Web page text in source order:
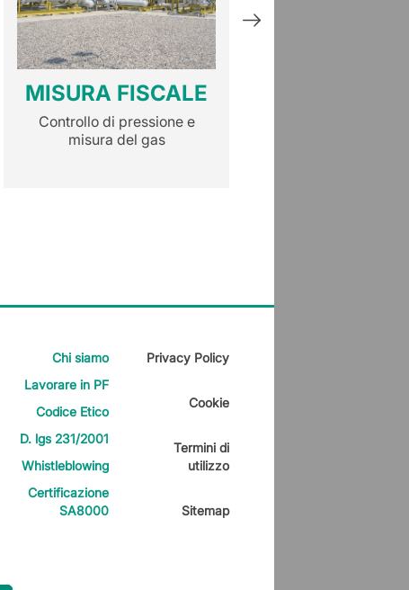
MISURA FISCALE
Controllo di pressione e
misura del gas
Chi siamo
Lavorare in PF
Codice Etico
D. lgs 231/2001
Whistleblowing
Certificazione
SA8000
Privacy Policy
Cookie
Termini di
utilizzo
Sitemap